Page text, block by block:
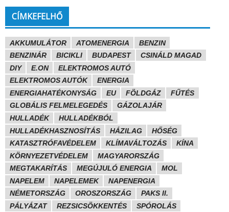
CÍMKEFELHŐ
AKKUMULÁTOR ATOMENERGIA
BENZIN
BENZINÁR
BICIKLI BUDAPEST
CSINÁLD MAGAD
DIY
E.ON
ELEKTROMOS AUTÓ
ELEKTROMOS AUTÓK
ENERGIA
ENERGIAHATÉKONYSÁG
EU FÖLDGÁZ
FŰTÉS
GLOBÁLIS FELMELEGEDÉS
GÁZOLAJÁR
HULLADÉK
HULLADÉKBÓL
HULLADÉKHASZNOSÍTÁS
HÁZILAG
HŐSÉG
KATASZTRÓFAVÉDELEM
KLÍMAVÁLTOZÁS
KÍNA
KÖRNYEZETVÉDELEM
MAGYARORSZÁG
MEGTAKARÍTÁS
MEGÚJULÓ ENERGIA
MOL
NAPELEM
NAPELEMEK
NAPENERGIA
NÉMETORSZÁG
OROSZORSZÁG
PAKS II.
PÁLYÁZAT
REZSICSÖKKENTÉS
SPÓROLÁS